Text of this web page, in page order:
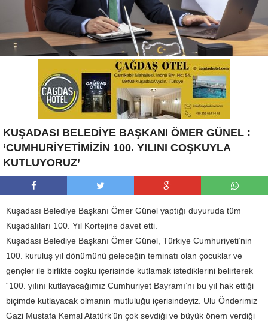
KUŞADASI BELEDİYE BAŞKANI ÖMER GÜNEL :
‘CUMHURİYETİMİZİN 100. YILINI COŞKUYLA
KUTLUYORUZ’
Kuşadası Belediye Başkanı Ömer Günel yaptığı duyuruda tüm
Kuşadalıları 100. Yıl Kortejine davet etti.
Kuşadası Belediye Başkanı Ömer Günel, Türkiye Cumhuriyeti’nin
100. kuruluş yıl dönümünü geleceğin teminatı olan çocuklar ve
gençler ile birlikte coşku içerisinde kutlamak istediklerini belirterek
“100. yılını kutlayacağımız Cumhuriyet Bayramı’nı bu yıl hak ettiği
biçimde kutlayacak olmanın mutluluğu içerisindeyiz. Ulu Önderimiz
Gazi Mustafa Kemal Atatürk’ün çok sevdiği ve büyük önem verdiği